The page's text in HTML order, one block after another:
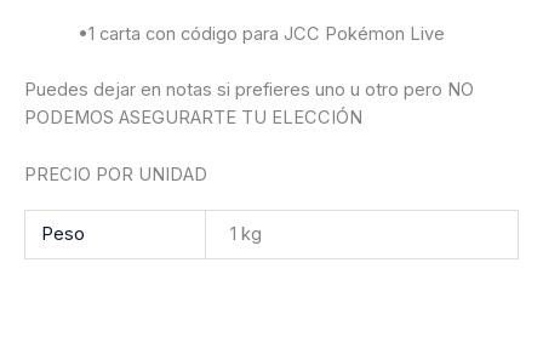
•1 carta con código para JCC Pokémon Live
Puedes dejar en notas si prefieres uno u otro pero NO
PODEMOS ASEGURARTE TU ELECCIÓN
PRECIO POR UNIDAD
Peso 1 kg